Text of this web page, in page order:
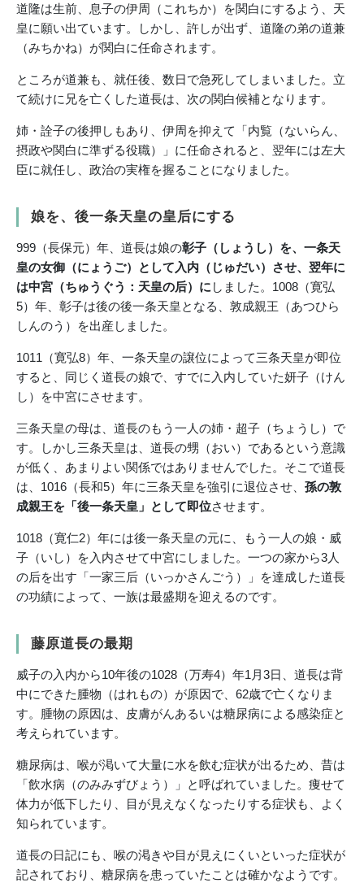
道隆は生前、息子の伊周（これちか）を関白にするよう、天
皇に願い出ています。しかし、許しが出ず、道隆の弟の道兼
（みちかね）が関白に任命されます。
ところが道兼も、就任後、数日で急死してしまいました。立
て続けに兄を亡くした道長は、次の関白候補となります。
姉・詮子の後押しもあり、伊周を抑えて「内覧（ないらん、
摂政や関白に準ずる役職）」に任命されると、翌年には左大
臣に就任し、政治の実権を握ることになりました。
娘を、後一条天皇の皇后にする
999（長保元）年、道長は娘の彰子（しょうし）を、一条天
皇の女御（にょうご）として入内（じゅだい）させ、翌年に
は中宮（ちゅうぐう：天皇の后）に しました。1008（寛弘
5）年、彰子は後の後一条天皇となる、敦成親王（あつひら
しんのう）を出産しました。
1011（寛弘8）年、一条天皇の譲位によって三条天皇が即位
すると、同じく道長の娘で、すでに入内していた妍子（けん
し）を中宮にさせます。
三条天皇の母は、道長のもう一人の姉・超子（ちょうし）で
す。しかし三条天皇は、道長の甥（おい）であるという意識
が低く、あまりよい関係ではありませんでした。そこで道長
は、1016（長和5）年に三条天皇を強引に退位させ、 孫の敦
成親王を「後一条天皇」として即位させます。
1018（寛仁2）年には後一条天皇の元に、もう一人の娘・威
子（いし）を入内させて中宮にしました。一つの家から3人
の后を出す「一家三后（いっかさんごう）」を達成した道長
の功績によって、一族は最盛期を迎えるのです。
藤原道長の最期
威子の入内から10年後の1028（万寿4）年1月3日、道長は背
中にできた腫物（はれもの）が原因で、62歳で亡くなりま
す。腫物の原因は、皮膚がんあるいは糖尿病による感染症と
考えられています。
糖尿病は、喉が渇いて大量に水を飲む症状が出るため、昔は
「飲水病（のみみずびょう）」と呼ばれていました。痩せて
体力が低下したり、目が見えなくなったりする症状も、よく
知られています。
道長の日記にも、喉の渇きや目が見えにくいといった症状が
記されており、糖尿病を患っていたことは確かなようです。